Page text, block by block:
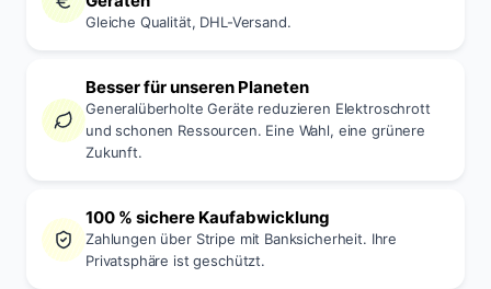
Gleiche Qualität, DHL-Versand.
Besser für unseren Planeten
Generalüberholte Geräte reduzieren Elektroschrott
und schonen Ressourcen. Eine Wahl, eine grünere
Zukunft.
100 % sichere Kaufabwicklung
Zahlungen über Stripe mit Banksicherheit. Ihre
Privatsphäre ist geschützt.